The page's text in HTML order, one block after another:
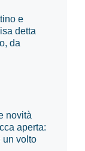
e
detta
da
novità
aperta:
un volto